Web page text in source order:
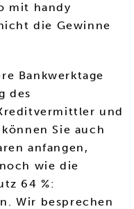
mit handy
die Gewinne
Bankwerktage
des
und
Sie auch
anfangen,
wie die
64 %:
Wir besprechen